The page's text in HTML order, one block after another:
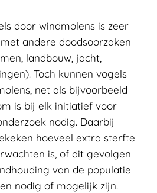
door windmolens is zeer
andere doodsoorzaken
landbouw, jacht,
Toch kunnen vogels
net als bijvoorbeeld
is bij elk initiatief voor
nodig. Daarbij
hoeveel extra sterfte
is, of dit gevolgen
van de populatie
nodig of mogelijk zijn.